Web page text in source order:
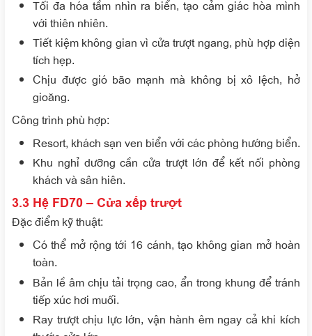
Tối đa hóa tầm nhìn ra biển, tạo cảm giác hòa mình
với thiên nhiên.
Tiết kiệm không gian vì cửa trượt ngang, phù hợp diện
tích hẹp.
Chịu được gió bão mạnh mà không bị xô lệch, hở
gioăng.
Công trình phù hợp:
Resort, khách sạn ven biển với các phòng hướng biển.
Khu nghỉ dưỡng cần cửa trượt lớn để kết nối phòng
khách và sân hiên.
3.3 Hệ FD70 – Cửa xếp trượt
Đặc điểm kỹ thuật:
Có thể mở rộng tới 16 cánh, tạo không gian mở hoàn
toàn.
Bản lề âm chịu tải trọng cao, ẩn trong khung để tránh
tiếp xúc hơi muối.
Ray trượt chịu lực lớn, vận hành êm ngay cả khi kích